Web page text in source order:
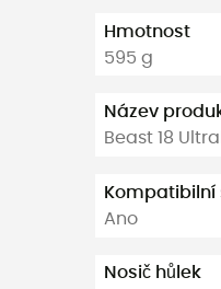
Hmotnost
595 g
Název
Beast 18
Ano
Nosič hůlek